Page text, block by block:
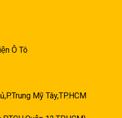
Ô Tô
Mỹ Tây,TP.HCM